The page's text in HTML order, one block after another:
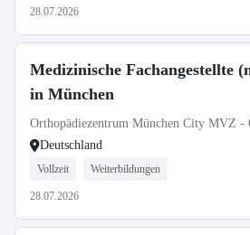
28.07.2026
Medizinische Fachangestellte
in München
Orthopädiezentrum München City MVZ -
Deutschland
Vollzeit Weiterbildungen
28.07.2026